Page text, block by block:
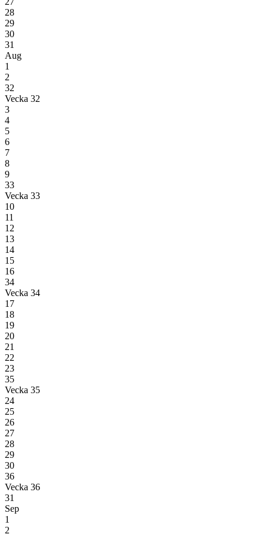
28
29
30
31
Aug
1
2
32
Vecka 32
3
4
5
6
7
8
9
33
Vecka 33
10
11
12
13
14
15
16
34
Vecka 34
17
18
19
20
21
22
23
35
Vecka 35
24
25
26
27
28
29
30
36
Vecka 36
31
Sep
1
2